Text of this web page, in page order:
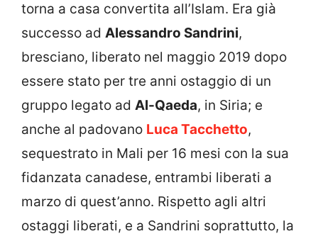
torna a casa convertita all’Islam. Era già
successo ad Alessandro Sandrini,
bresciano, liberato nel maggio 2019 dopo
essere stato per tre anni ostaggio di un
gruppo legato ad Al-Qaeda, in Siria; e
anche al padovano Luca Tacchetto,
sequestrato in Mali per 16 mesi con la sua
fidanzata canadese, entrambi liberati a
marzo di quest’anno. Rispetto agli altri
ostaggi liberati, e a Sandrini soprattutto, la